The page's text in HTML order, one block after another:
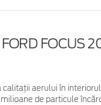
FOCUS
aerului în
de particule